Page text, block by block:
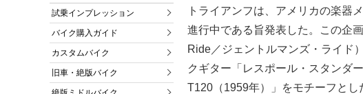
試乗インプレッション
バイク購入ガイド
カスタムバイク
旧車・絶版バイク
トライアンフは、アメリカの楽器
進行中である旨発表した。この企
Ride／ジェントルマンズ・ライド
クギター「レスポール・スタンダ
T120（1959年）」をモチーフと